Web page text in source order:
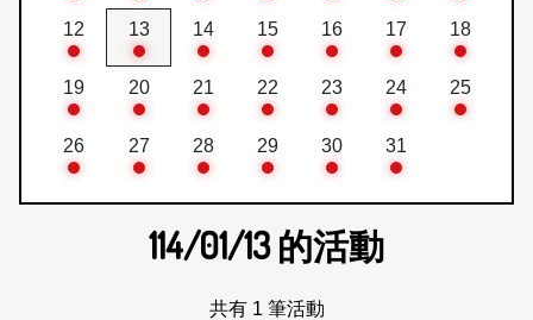
12 13 14 15 16 17 18
19 20 21 22 23 24 25
26 27 28 29 30 31
114/01/13的活動
共有 1 筆活動